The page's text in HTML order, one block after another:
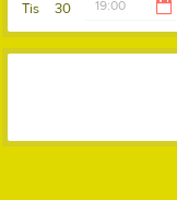
30
Tis 19:00
21:00